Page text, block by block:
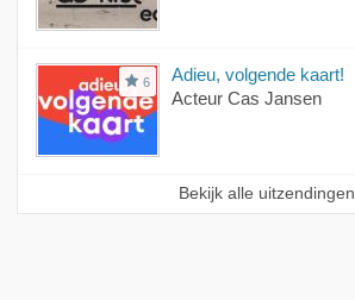
6
Adieu, volgende kaart!
Acteur Cas Jansen
Bekijk alle uitzendingen